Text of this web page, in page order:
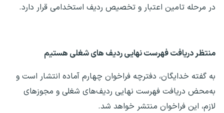
در مرحله تامین اعتبار و تخصیص ردیف استخدامی قرار دارد.
منتظر دریافت فهرست نهایی ردیف های شغلی هستیم
به گفته خدایگان، دفترچه فراخوان چهارم آماده انتشار است و
به‌محض دریافت فهرست نهایی ردیف‌های شغلی و مجوزهای
لازم، این فراخوان منتشر خواهد شد.